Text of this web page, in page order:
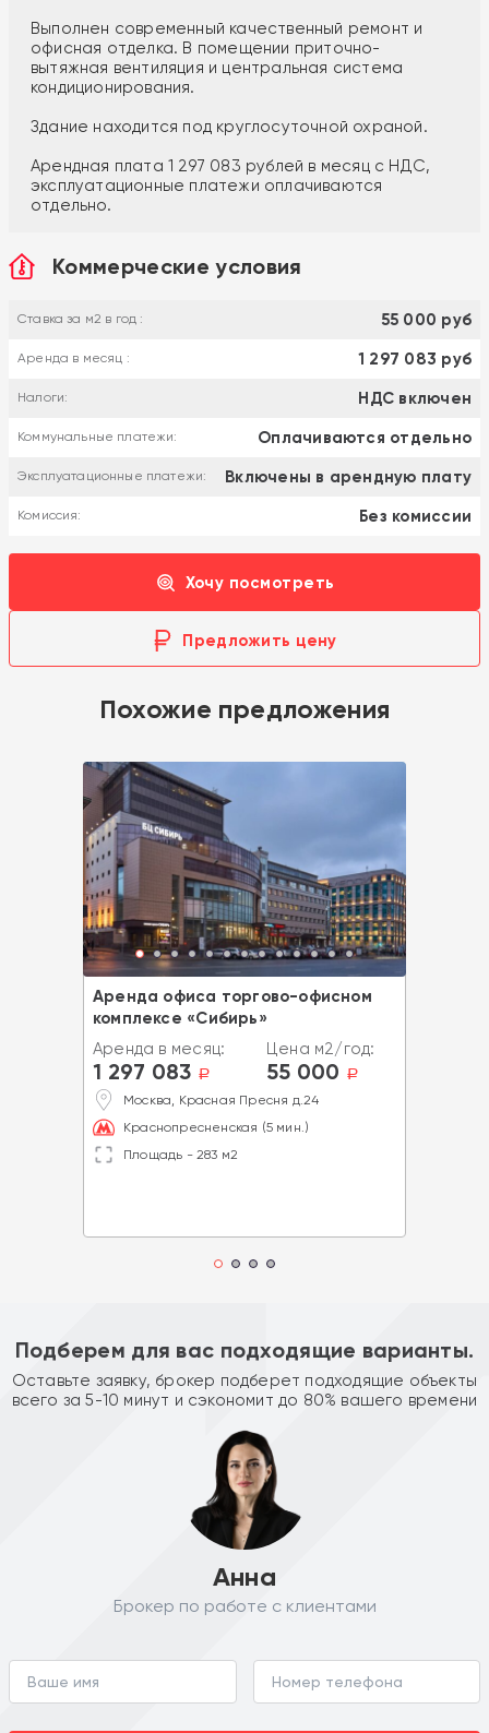
Выполнен современный качественный ремонт и
офисная отделка. В помещении приточно-
вытяжная вентиляция и центральная система
кондиционирования.
Здание находится под круглосуточной охраной.
Арендная плата 1 297 083 рублей в месяц с НДС,
эксплуатационные платежи оплачиваются
отдельно.
Коммерческие условия
Ставка за м2 в год : 55 000 руб
Аренда в месяц : 1 297 083 руб
Налоги: НДС включен
Коммунальные платежи: Оплачиваются отдельно
Эксплуатационные платежи: Включены в арендную плату
Комиссия: Без комиссии
Хочу посмотреть
Предложить цену
Похожие предложения
Аренда офиса торгово-офисном
комплексе «Сибирь»
Аренда в месяц:
1 297 083 a
Цена м2/год:
55 000 a
Москва, Красная Пресня д.24
Краснопресненская (5 мин.)
Площадь - 283 м2
Подберем для вас подходящие варианты.
Оставьте заявку, брокер подберет подходящие объекты
всего за 5-10 минут и сэкономит до 80% вашего времени
Анна
Брокер по работе с клиентами